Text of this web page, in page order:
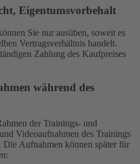
Eigentumsvorbehalt
Sie nur ausüben, soweit es
Vertragsverhältnis handelt.
Zahlung des Kaufpreises
während des
der Trainings- und
Videoaufnahmen des Trainings
Aufnahmen können später für